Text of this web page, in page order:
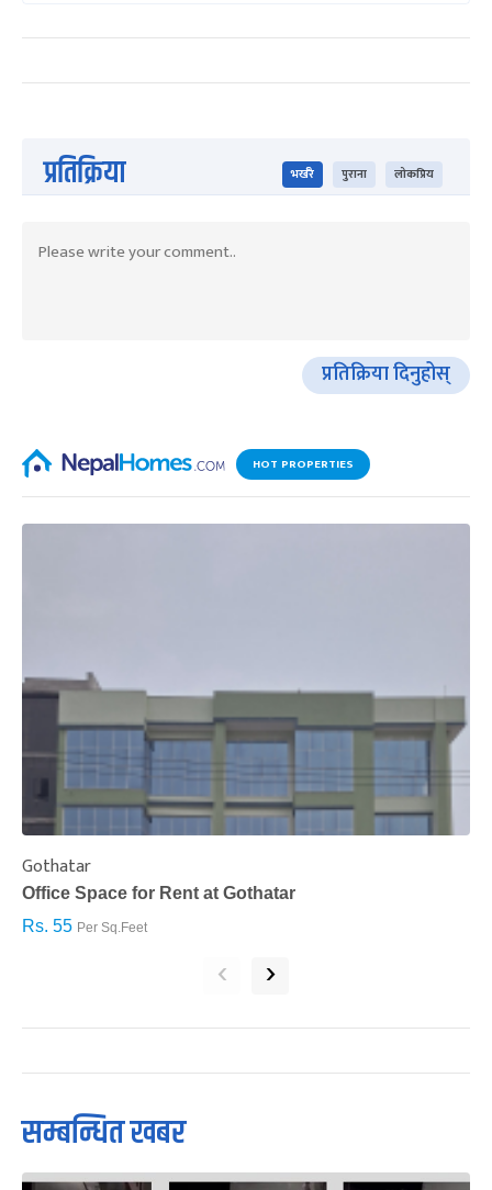
प्रतिक्रिया भर्खरै पुराना लोकप्रिय
प्रतिक्रिया दिनुहोस्
HOT PROPERTIES
Gothatar
Office Space for Rent at Gothatar
Rs. 55 Per Sq.Feet
‹ ›
सम्बन्धित खबर